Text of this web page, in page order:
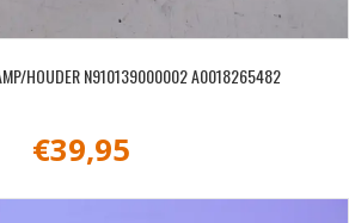
HOUDER N910139000002 A0018265482
€39,95